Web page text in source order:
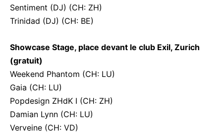
Sentiment (DJ) (CH: ZH)
Trinidad (DJ) (CH: BE)
Showcase Stage, place devant le club Exil, Zurich
(gratuit)
Weekend Phantom (CH: LU)
Gaia (CH: LU)
Popdesign ZHdK I (CH: ZH)
Damian Lynn (CH: LU)
Verveine (CH: VD)